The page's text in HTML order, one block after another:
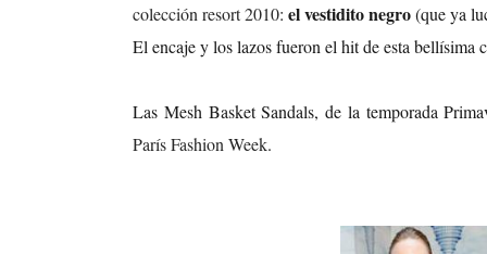
colección resort 2010: el vestidito negro(que ya
El encaje y los lazos fueron el hit de esta bellísima
Las Mesh Basket Sandals, de la temporada
París Fashion Week.